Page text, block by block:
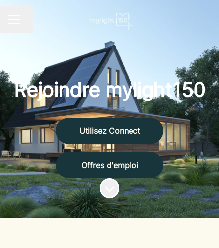
Rejoindre mylight150
Utilisez Connect
Offres d'emploi
Faire défiler jusqu'au contenu